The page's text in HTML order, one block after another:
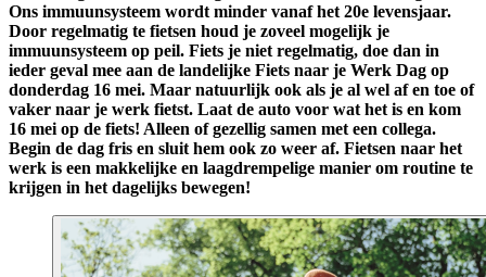
Ons immuunsysteem wordt minder vanaf het 20e levensjaar.
Door regelmatig te fietsen houd je zoveel mogelijk je
immuunsysteem op peil. Fiets je niet regelmatig, doe dan in
ieder geval mee aan de landelijke Fiets naar je Werk Dag op
donderdag 16 mei. Maar natuurlijk ook als je al wel af en toe of
vaker naar je werk fietst. Laat de auto voor wat het is en kom
16 mei op de fiets! Alleen of gezellig samen met een collega.
Begin de dag fris en sluit hem ook zo weer af. Fietsen naar het
werk is een makkelijke en laagdrempelige manier om routine te
krijgen in het dagelijks bewegen!